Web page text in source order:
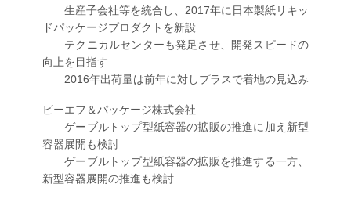
生産子会社等を統合し、2017年に日本製紙リキッ
ドパッケージプロダクトを新設
テクニカルセンターも発足させ、開発スピードの
向上を目指す
2016年出荷量は前年に対しプラスで着地の見込み
ビーエフ＆パッケージ株式会社
ゲーブルトップ型紙容器の拡販の推進に加え新型
容器展開も検討
ゲーブルトップ型紙容器の拡販を推進する一方、
新型容器展開の推進も検討